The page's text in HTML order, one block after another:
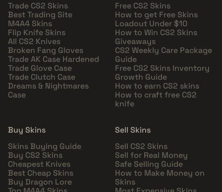
Trade CS2 Skins
Best Trading Site
M4A4 Skins
Flip Knife Skins
All CS2 Knives
Broken Fang Gloves
Trade AK Case Hardened
Trade Glove Case
Trade Clutch Case
Dreams & Nightmares
Case
Free CS2 Skins
How to get Free Skins
Loadout Under $10
How to Win CS2 Skins
Giveaways
CS2 Weekly Care Package
Guide
Free CS2 Skins Inventory
Growth Guide
How to earn CS2 skins
How to craft free CS2
knife
Buy Skins
Skins Buying Guide
Buy CS2 Skins
Cheapest Knives
Best Cheap Skins
Buy Dragon Lore
Sell Skins
Sell CS2 Skins
Sell for Real Money
Safe Selling Guide
How to Make Money on
Skins